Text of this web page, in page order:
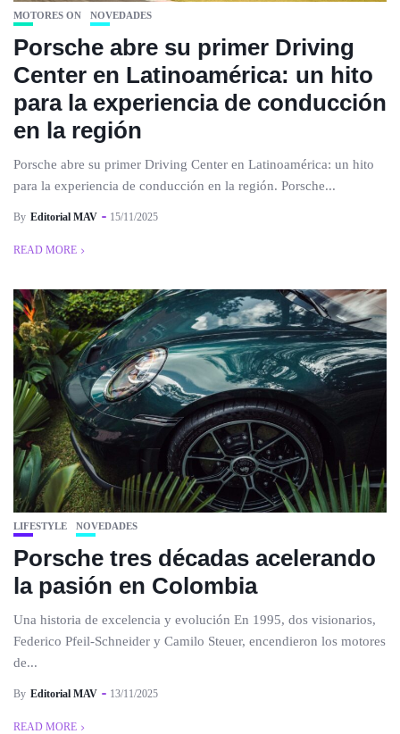
MOTORES ON NOVEDADES
Porsche abre su primer Driving
Center en Latinoamérica: un hito
para la experiencia de conducción
en la región
Porsche abre su primer Driving Center en Latinoamérica: un hito
para la experiencia de conducción en la región. Porsche...
By Editorial MAV 15/11/2025
READ MORE
LIFESTYLE NOVEDADES
Porsche tres décadas acelerando
la pasión en Colombia
Una historia de excelencia y evolución En 1995, dos visionarios,
Federico Pfeil-Schneider y Camilo Steuer, encendieron los motores
de...
By Editorial MAV 13/11/2025
READ MORE